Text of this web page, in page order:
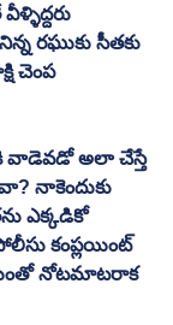
రఘుకు సీతకు
చెంప
వాడెవడో అలా చేస్తే
నాకెందుకు
ఎక్కడికో
కంప్లయింట్
నోటమాటరాక